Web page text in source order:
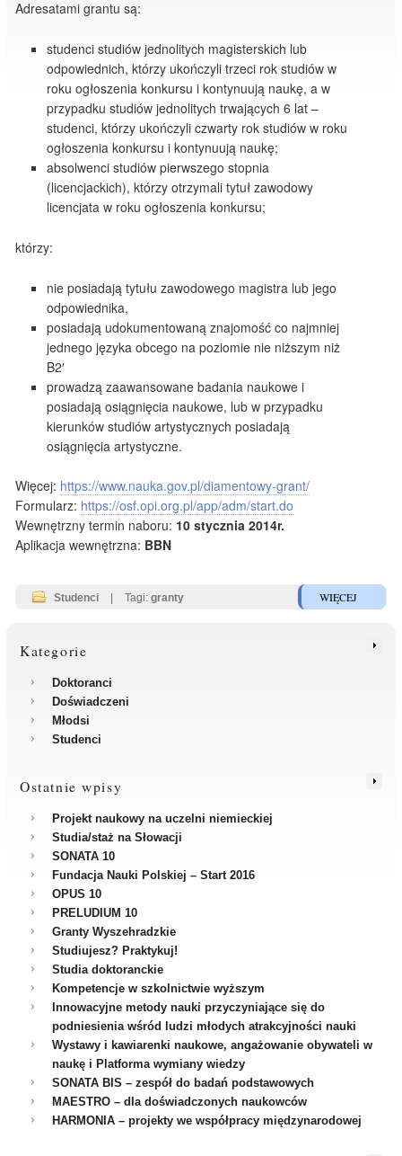
Adresatami grantu są:
studenci studiów jednolitych magisterskich lub
odpowiednich, którzy ukończyli trzeci rok studiów w
roku ogłoszenia konkursu i kontynuują naukę, a w
przypadku studiów jednolitych trwających 6 lat –
studenci, którzy ukończyli czwarty rok studiów w roku
ogłoszenia konkursu i kontynuują naukę;
absolwenci studiów pierwszego stopnia
(licencjackich), którzy otrzymali tytuł zawodowy
licencjata w roku ogłoszenia konkursu;
którzy:
nie posiadają tytułu zawodowego magistra lub jego
odpowiednika,
posiadają udokumentowaną znajomość co najmniej
jednego języka obcego na poziomie nie niższym niż
B2′
prowadzą zaawansowane badania naukowe i
posiadają osiągnięcia naukowe, lub w przypadku
kierunków studiów artystycznych posiadają
osiągnięcia artystyczne.
Więcej: https://www.nauka.gov.pl/diamentowy-grant/
Formularz: https://osf.opi.org.pl/app/adm/start.do
Wewnętrzny termin naboru: 10 stycznia 2014r.
Aplikacja wewnętrzna: BBN
Studenci | Tagi: granty WIĘCEJ
Kategorie
Doktoranci
Doświadczeni
Młodsi
Studenci
Ostatnie wpisy
Projekt naukowy na uczelni niemieckiej
Studia/staż na Słowacji
SONATA 10
Fundacja Nauki Polskiej – Start 2016
OPUS 10
PRELUDIUM 10
Granty Wyszehradzkie
Studiujesz? Praktykuj!
Studia doktoranckie
Kompetencje w szkolnictwie wyższym
Innowacyjne metody nauki przyczyniające się do
podniesienia wśród ludzi młodych atrakcyjności nauki
Wystawy i kawiarenki naukowe, angażowanie obywateli w
naukę i Platforma wymiany wiedzy
SONATA BIS – zespół do badań podstawowych
MAESTRO – dla doświadczonych naukowców
HARMONIA – projekty we współpracy międzynarodowej